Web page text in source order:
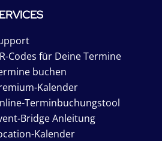
Codes für Deine Termine
buchen
Kalender
Terminbuchungstool
Bridge Anleitung
Kalender